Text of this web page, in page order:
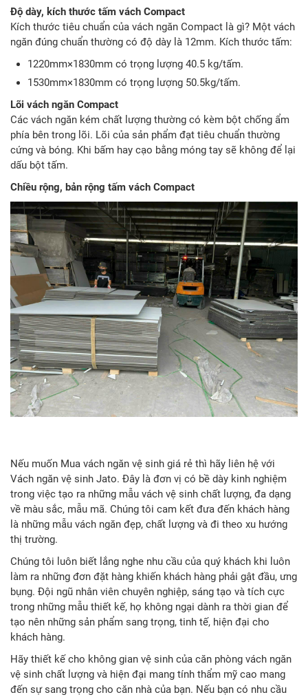
Độ dày, kích thước tấm vách Compact
Kích thước tiêu chuẩn của vách ngăn Compact là gì? Một vách
ngăn đúng chuẩn thường có độ dày là 12mm. Kích thước tấm:
1220mm×1830mm có trọng lượng 40.5 kg/tấm.
1530mm×1830mm có trọng lượng 50.5kg/tấm.
Lõi vách ngăn Compact
Các vách ngăn kém chất lượng thường có kèm bột chống ẩm
phía bên trong lõi. Lõi của sản phẩm đạt tiêu chuẩn thường
cứng và bóng. Khi bấm hay cạo bằng móng tay sẽ không để lại
dấu bột tấm.
Chiều rộng, bản rộng tấm vách Compact
Nếu muốn Mua vách ngăn vệ sinh giá rẻ thì hãy liên hệ với
Vách ngăn vệ sinh Jato. Đây là đơn vị có bề dày kinh nghiệm
trong việc tạo ra những mẫu vách vệ sinh chất lượng, đa dạng
về màu sắc, mẫu mã. Chúng tôi cam kết đưa đến khách hàng
là những mẫu vách ngăn đẹp, chất lượng và đi theo xu hướng
thị trường.
Chúng tôi luôn biết lắng nghe nhu cầu của quý khách khi luôn
làm ra những đơn đặt hàng khiến khách hàng phải gật đầu, ưng
bụng. Đội ngũ nhân viên chuyên nghiệp, sáng tạo và tích cực
trong những mẫu thiết kế, họ không ngại dành ra thời gian để
tạo nên những sản phẩm sang trọng, tinh tế, hiện đại cho
khách hàng.
Hãy thiết kế cho không gian vệ sinh của căn phòng vách ngăn
vệ sinh chất lượng và hiện đại mang tính thẩm mỹ cao mang
đến sự sang trọng cho căn nhà của bạn. Nếu bạn có nhu cầu